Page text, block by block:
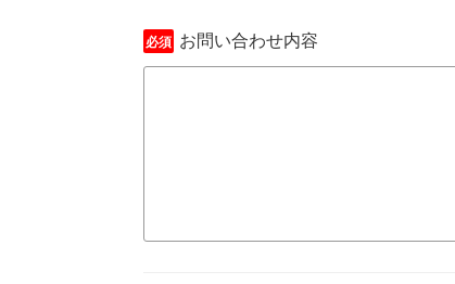
必須 お問い合わせ内容